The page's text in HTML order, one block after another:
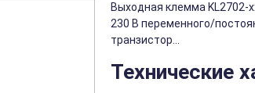
Выходная клемма KL2702-
230 В переменного/
транзистор...
Технические